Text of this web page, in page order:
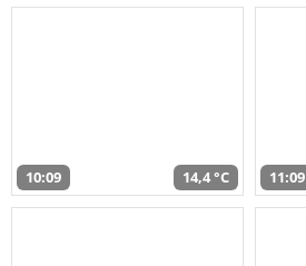
10:09 14,4 °C 11:09